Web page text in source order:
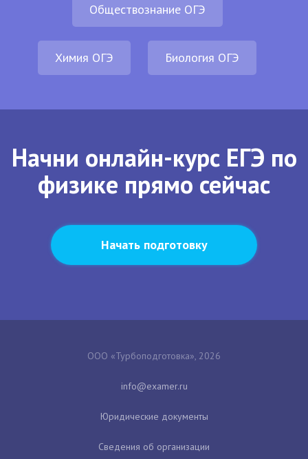
Обществознание ОГЭ
Химия ОГЭ Биология ОГЭ
Начни онлайн-курс ЕГЭ по
физике прямо сейчас
Начать подготовку
ООО «Турбоподготовка», 2026
Юридические документы
Сведения об организации